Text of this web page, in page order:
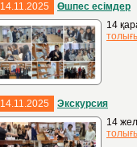
14.11.2025
Өшпес есімдер
14
14.11.2025
Экскурсия
14